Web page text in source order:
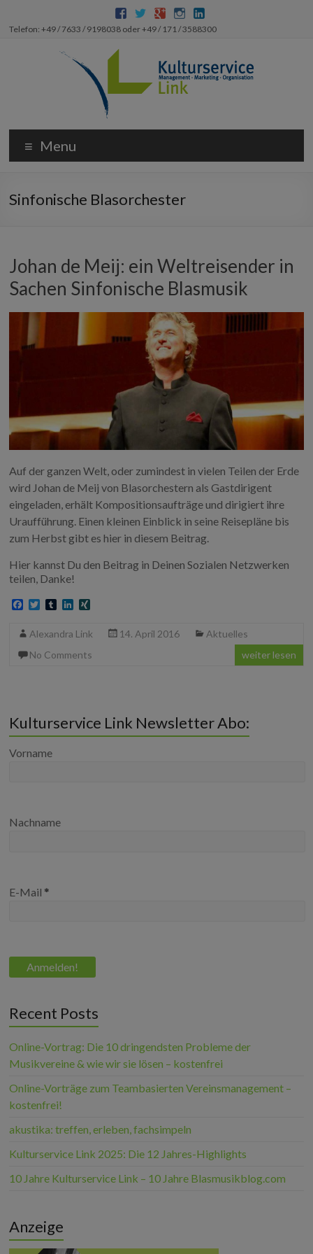
Telefon: +49 / 7633 / 9198038 oder +49 / 171 / 3588300
Menu
Sinfonische Blasorchester
Johan de Meij: ein Weltreisender in
Sachen Sinfonische Blasmusik
Auf der ganzen Welt, oder zumindest in vielen Teilen der Erde
wird Johan de Meij von Blasorchestern als Gastdirigent
eingeladen, erhält Kompositionsaufträge und dirigiert ihre
Uraufführung. Einen kleinen Einblick in seine Reisepläne bis
zum Herbst gibt es hier in diesem Beitrag.
Hier kannst Du den Beitrag in Deinen Sozialen Netzwerken
teilen, Danke!
F
c
e
b
o
T
t
e
T
b
r
L
k
d
G
Alexandra Link 14. April 2016
Aktuelles
No Comments
weiter lesen
Kulturservice Link Newsletter Abo:
Vorname
Nachname
E-Mail *
Recent Posts
Online-Vortrag: Die 10 dringendsten Probleme der
Musikvereine & wie wir sie lösen – kostenfrei
Online-Vorträge zum Teambasierten Vereinsmanagement –
kostenfrei!
akustika: treffen, erleben, fachsimpeln
Kulturservice Link 2025: Die 12 Jahres-Highlights
10 Jahre Kulturservice Link – 10 Jahre Blasmusikblog.com
Anzeige